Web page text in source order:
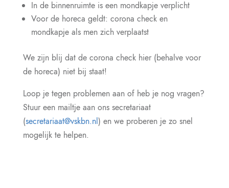
In de binnenruimte is een mondkapje verplicht
Voor de horeca geldt: corona check en
mondkapje als men zich verplaatst
We zijn blij dat de corona check hier (behalve voor
de horeca) niet bij staat!
Loop je tegen problemen aan of heb je nog vragen?
Stuur een mailtje aan ons secretariaat
(secretariaat@vskbn.nl) en we proberen je zo snel
mogelijk te helpen.